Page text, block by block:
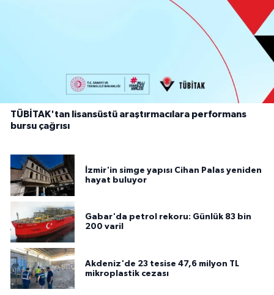
TÜBİTAK'tan lisansüstü araştırmacılara performans
bursu çağrısı
İzmir'in simge yapısı Cihan Palas yeniden
hayat buluyor
Gabar'da petrol rekoru: Günlük 83 bin
200 varil
Akdeniz'de 23 tesise 47,6 milyon TL
mikroplastik cezası